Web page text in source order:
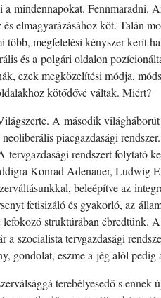
mindennapokat. Fennmaradni.
elmagyarázásához köt. Talán
megfelelési kényszer kerít
és a polgári oldalon
ezek megközelítési módja,
kötődővé váltak. Miért?
A második
piacgazdasági
rendszert folytató
Konrad Adenauer, Ludwig
beleépítve az
fetisizáló és gyakorló, az
struktúrában ébredtünk.
szocialista tervgazdasági
gondolat, eszme a jég alól
terebélyesedő s ennek